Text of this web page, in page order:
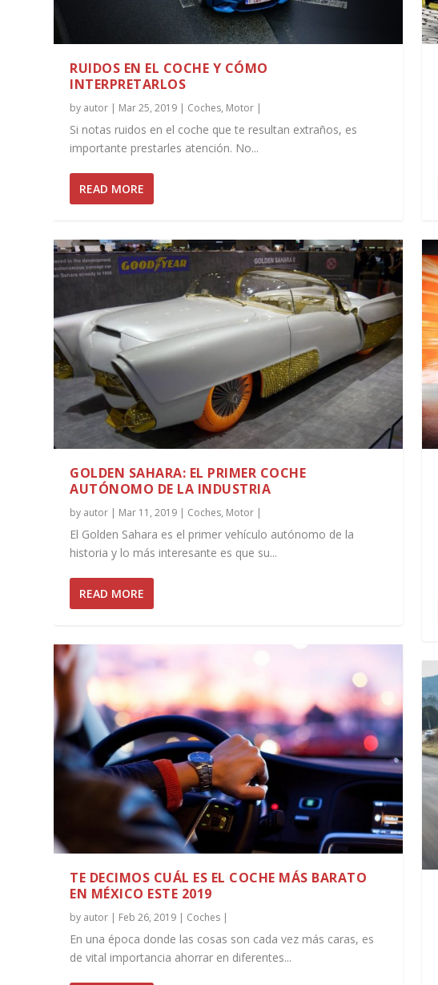
RUIDOS EN EL COCHE Y CÓMO
INTERPRETARLOS
by autor | Mar 25, 2019 | Coches, Motor |
Si notas ruidos en el coche que te resultan extraños, es
importante prestarles atención. No...
READ MORE
GOLDEN SAHARA: EL PRIMER COCHE
AUTÓNOMO DE LA INDUSTRIA
by autor | Mar 11, 2019 | Coches, Motor |
El Golden Sahara es el primer vehículo autónomo de la
historia y lo más interesante es que su...
READ MORE
TE DECIMOS CUÁL ES EL COCHE MÁS BARATO
EN MÉXICO ESTE 2019
by autor | Feb 26, 2019 | Coches |
En una época donde las cosas son cada vez más caras, es
de vital importancia ahorrar en diferentes...